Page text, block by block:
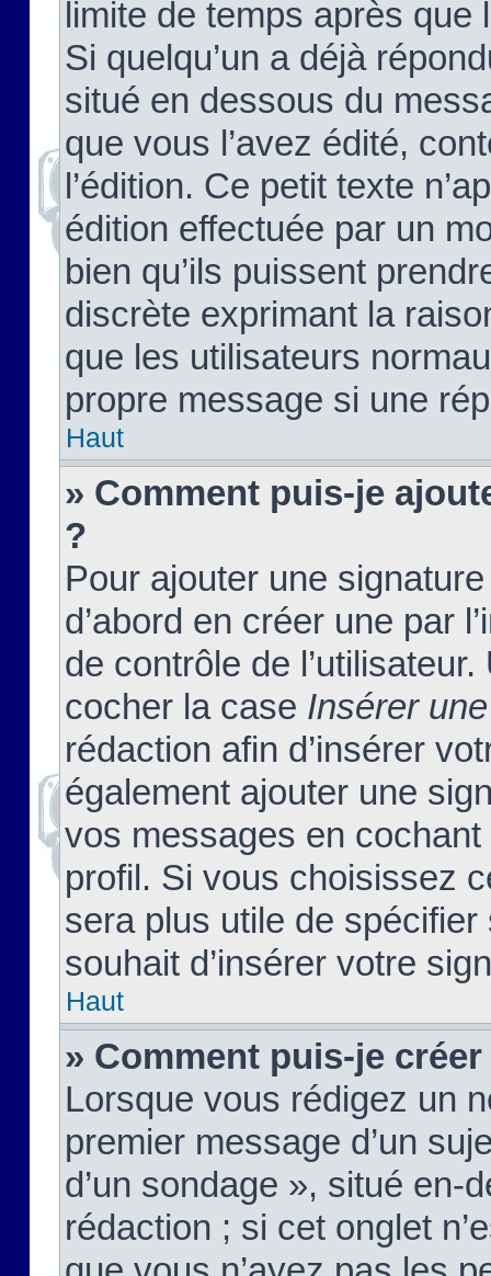
limite de temps après que
Si quelqu’un a déjà
situé en dessous du
que vous l’avez édité,
l’édition. Ce petit texte
édition effectuée par un
bien qu’ils puissent
discrète exprimant la
que les utilisateurs
propre message si une
Haut
» Comment puis-je
?
Pour ajouter une
d’abord en créer une par
de contrôle de
cocher la case Insérer
rédaction afin d’insérer
également ajouter une
vos messages en
profil. Si vous choisissez
sera plus utile de
souhait d’insérer votre
Haut
» Comment puis-je
Lorsque vous rédigez un
premier message d’un
d’un sondage », situé en-
rédaction ; si cet onglet